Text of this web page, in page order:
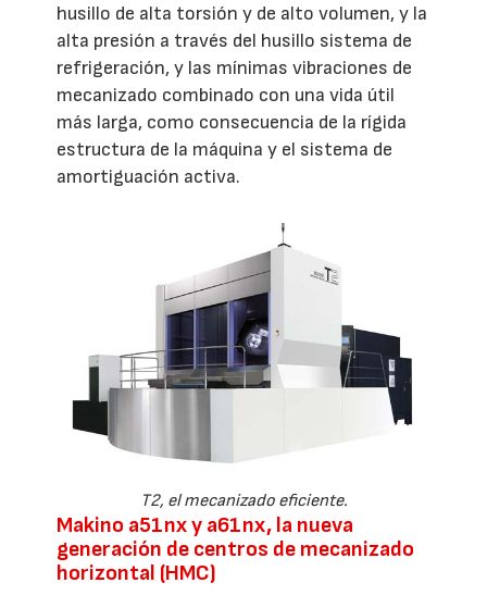
husillo de alta torsión y de alto volumen, y la
alta presión a través del husillo sistema de
refrigeración, y las mínimas vibraciones de
mecanizado combinado con una vida útil
más larga, como consecuencia de la rígida
estructura de la máquina y el sistema de
amortiguación activa.
T2, el mecanizado eficiente.
Makino a51nx y a61nx, la nueva
generación de centros de mecanizado
horizontal (HMC)